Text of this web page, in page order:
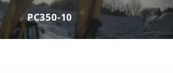
PC350-10